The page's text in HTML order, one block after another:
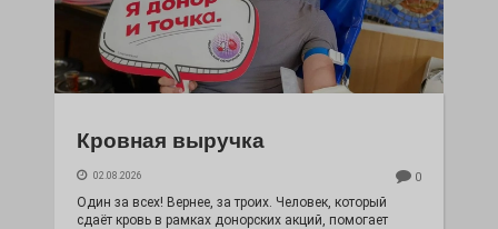
Кровная выручка
02.08.2026 0
Один за всех! Вернее, за троих. Человек, который
сдаёт кровь в рамках донорских акций, помогает